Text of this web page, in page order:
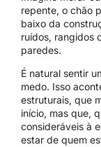
repente, o chão
baixo da
ruídos, rangidos
paredes.
É natural sentir
medo. Isso
estruturais, que
início, mas que,
consideráveis à
estar de quem